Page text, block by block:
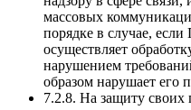
массовых
порядке в случае, если
осуществляет
нарушением
образом нарушает его
7.2.8. На защиту своих